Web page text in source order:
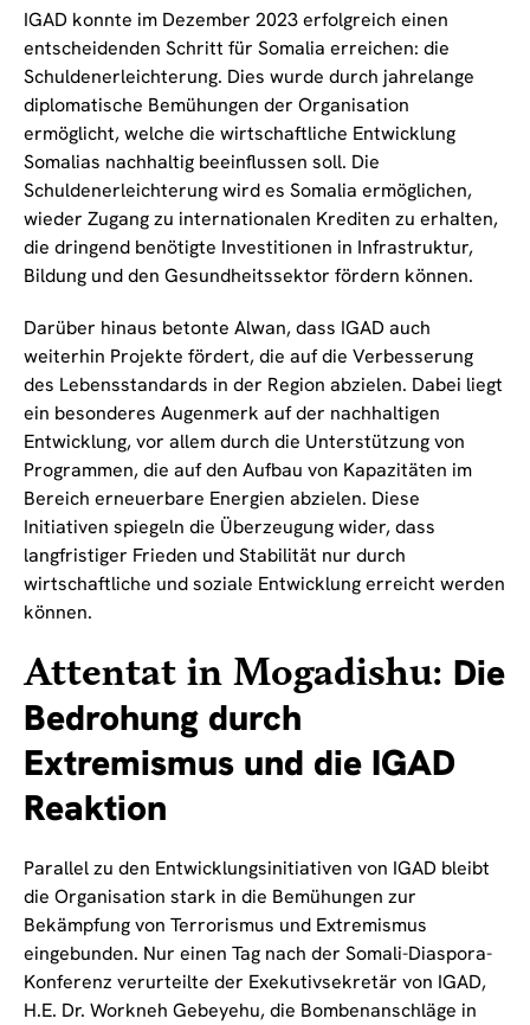
IGAD konnte im Dezember 2023 erfolgreich einen
entscheidenden Schritt für Somalia erreichen: die
Schuldenerleichterung. Dies wurde durch jahrelange
diplomatische Bemühungen der Organisation
ermöglicht, welche die wirtschaftliche Entwicklung
Somalias nachhaltig beeinflussen soll. Die
Schuldenerleichterung wird es Somalia ermöglichen,
wieder Zugang zu internationalen Krediten zu erhalten,
die dringend benötigte Investitionen in Infrastruktur,
Bildung und den Gesundheitssektor fördern können.
Darüber hinaus betonte Alwan, dass IGAD auch
weiterhin Projekte fördert, die auf die Verbesserung
des Lebensstandards in der Region abzielen. Dabei liegt
ein besonderes Augenmerk auf der nachhaltigen
Entwicklung, vor allem durch die Unterstützung von
Programmen, die auf den Aufbau von Kapazitäten im
Bereich erneuerbare Energien abzielen. Diese
Initiativen spiegeln die Überzeugung wider, dass
langfristiger Frieden und Stabilität nur durch
wirtschaftliche und soziale Entwicklung erreicht werden
können.
Attentat in Mogadishu: Die
Bedrohung durch
Extremismus und die IGAD
Reaktion
Parallel zu den Entwicklungsinitiativen von IGAD bleibt
die Organisation stark in die Bemühungen zur
Bekämpfung von Terrorismus und Extremismus
eingebunden. Nur einen Tag nach der Somali-Diaspora-
Konferenz verurteilte der Exekutivsekretär von IGAD,
H.E. Dr. Workneh Gebeyehu, die Bombenanschläge in